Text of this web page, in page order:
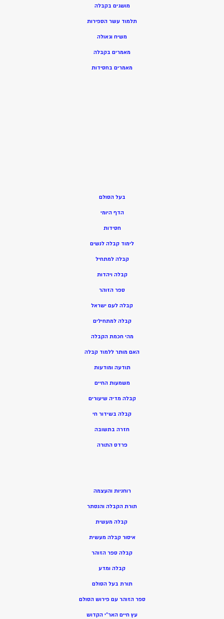
מושגים בקבלה
תלמוד עשר הספירות
משיח וגאולה
מאמרים בקבלה
מאמרים בחסידות
בעל הסולם
הדף היומי
חסידות
לימוד קבלה לנשים
קבלה למתחיל
קבלה ויהדות
ספר הזוהר
קבלה לעם ישראל
קבלה למתחילים
מהי חכמת הקבלה
האם מותר ללמוד קבלה
תודעה ומודעות
משמעות החיים
קבלה מדיה שיעורים
קבלה בשידור חי
חזרה בתשובה
פרדס התורה
רוחניות והעצמה
תורת הקבלה והנסתר
קבלה מעשית
איסור קבלה מעשית
קבלה ספר הזוהר
קבלה ומדע
תורת בעל הסולם
ספר הזוהר עם פירוש הסולם
עץ חיים האר”י הקדוש